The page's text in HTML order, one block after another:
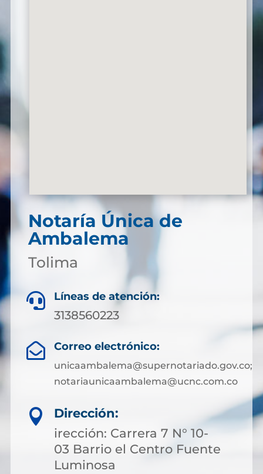
Notaría Única de
Ambalema
Tolima
 Líneas de atención:
3138560223
 Correo electrónico:
unicaambalema@supernotariado.gov.co;
notariaunicaambalema@ucnc.com.co

Dirección:
irección: Carrera 7 N° 10-
03 Barrio el Centro Fuente
Luminosa